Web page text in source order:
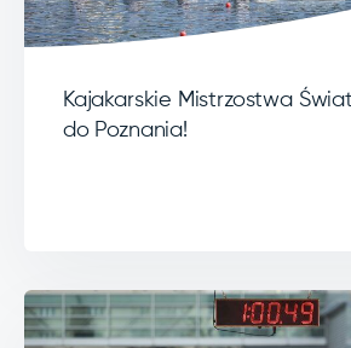
Kajakarskie Mistrzostwa
do Poznania!